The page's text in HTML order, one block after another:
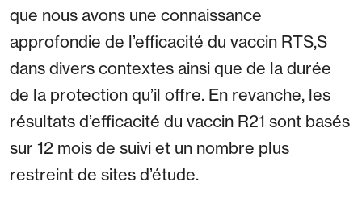
que nous avons une connaissance
approfondie de l’efficacité du vaccin RTS,S
dans divers contextes ainsi que de la durée
de la protection qu’il offre. En revanche, les
résultats d’efficacité du vaccin R21 sont basés
sur 12 mois de suivi et un nombre plus
restreint de sites d’étude.